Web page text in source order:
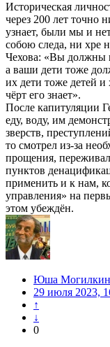
Историческая
через 200 лет точно
узнает, были мы и
собою следа, ни хре
Чехова: «Вы должны
а ваши дети тоже
их дети тоже детей
чёрт его знает».
После капитуляции
еду, воду, им
зверств,
то смотрел из-за
прощения,
пунктов
применить и к нам,
управления» на
этом убеждён.
Юша Могилкин
29 июля 2023,
↑
↓
0